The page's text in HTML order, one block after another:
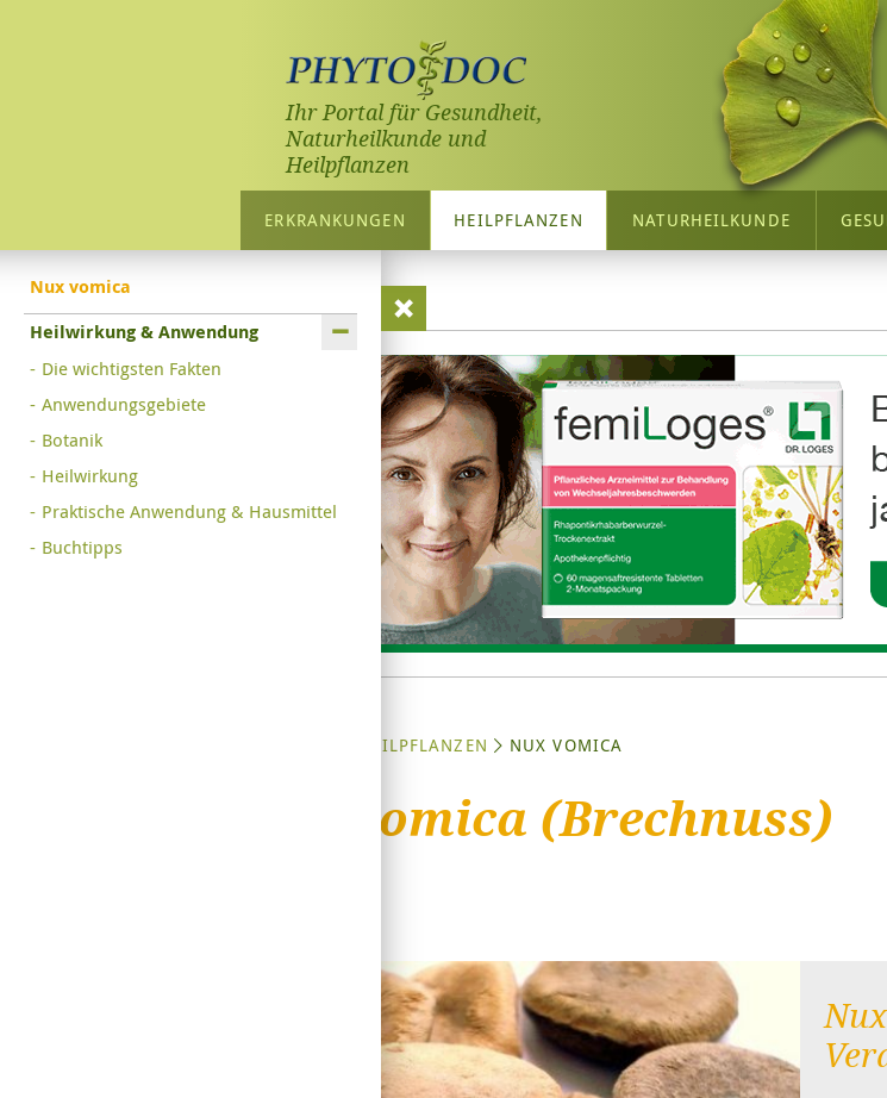
Ihr Portal für Gesundheit,
Naturheilkunde und
Heilpflanzen
ERKRANKUNGEN HEILPFLANZEN NATURHEILKUNDE
HEILPFLANZEN NUX VOMICA
Nux vomica (Brechnuss)
Nux vomica
Heilwirkung & Anwendung
Die wichtigsten Fakten
Anwendungsgebiete
Botanik
Heilwirkung
Praktische Anwendung & Hausmittel
Buchtipps